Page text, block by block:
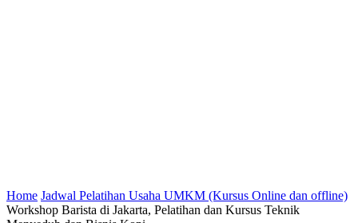
Home Jadwal Pelatihan Usaha UMKM (Kursus Online dan offline)
Workshop Barista di Jakarta, Pelatihan dan Kursus Teknik